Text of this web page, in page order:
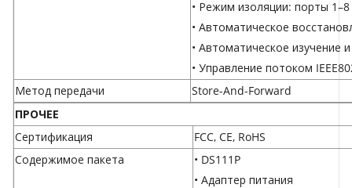
• Режим изоляции: порты 1–8
• Автоматическое
• Автоматическое изучение
• Управление потоком
Метод передачи
Store-And-Forward
ПРОЧЕЕ
Сертификация
FCC, CE, RoHS
Содержимое пакета
• DS111P
• Адаптер питания